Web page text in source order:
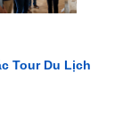
Tour Du Lịch